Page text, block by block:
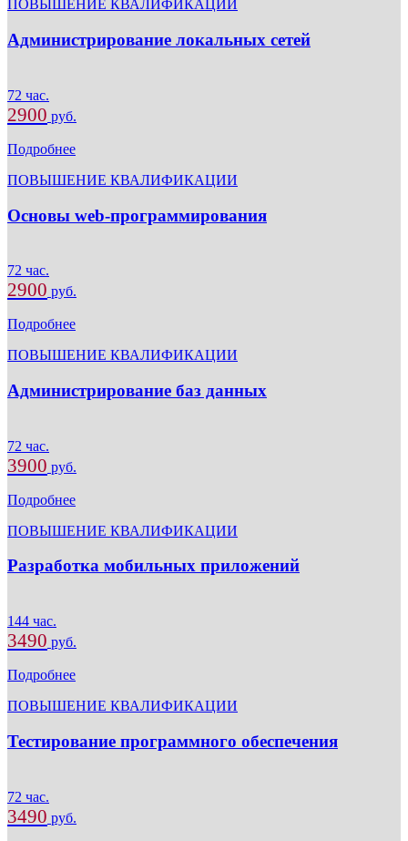
ПОВЫШЕНИЕ КВАЛИФИКАЦИИ
Администрирование локальных сетей
72 час.
2900 руб.
Подробнее
ПОВЫШЕНИЕ КВАЛИФИКАЦИИ
Основы web-программирования
72 час.
2900 руб.
Подробнее
ПОВЫШЕНИЕ КВАЛИФИКАЦИИ
Администрирование баз данных
72 час.
3900 руб.
Подробнее
ПОВЫШЕНИЕ КВАЛИФИКАЦИИ
Разработка мобильных приложений
144 час.
3490 руб.
Подробнее
ПОВЫШЕНИЕ КВАЛИФИКАЦИИ
Тестирование программного обеспечения
72 час.
3490 руб.